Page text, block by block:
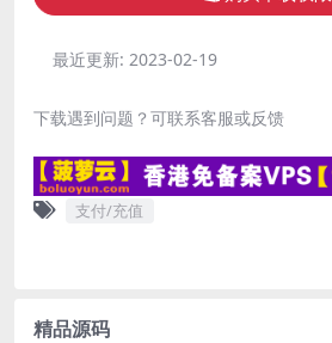
最近更新: 2023-02-19
下载遇到问题？可联系客服或反馈
支付/充值
精品源码